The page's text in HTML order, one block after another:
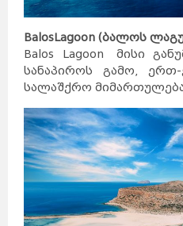
BalosLagoon (ბალოს
Balos Lagoon მისი
სანაპიროს გამო,
სალაშქრო